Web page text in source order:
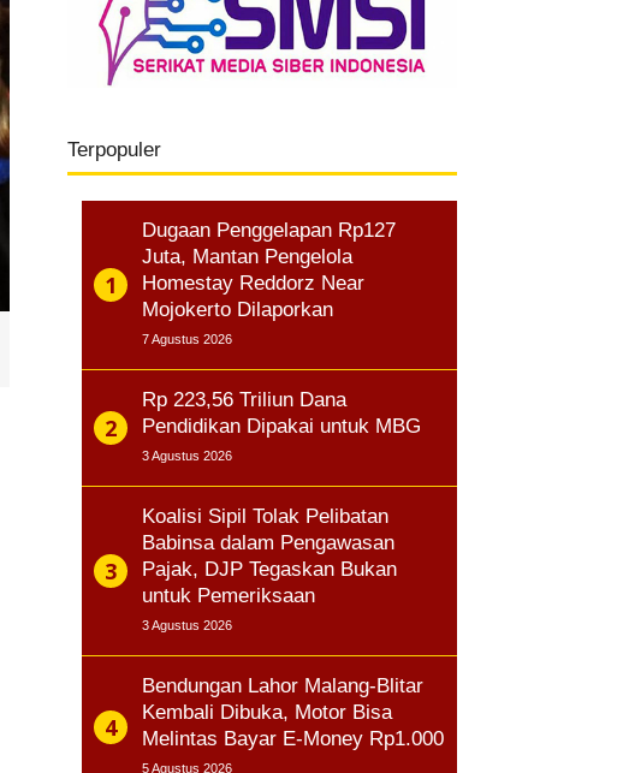
Terpopuler
Dugaan Penggelapan Rp127
Juta, Mantan Pengelola
Homestay Reddorz Near
Mojokerto Dilaporkan
7 Agustus 2026
Rp 223,56 Triliun Dana
Pendidikan Dipakai untuk MBG
3 Agustus 2026
Koalisi Sipil Tolak Pelibatan
Babinsa dalam Pengawasan
Pajak, DJP Tegaskan Bukan
untuk Pemeriksaan
3 Agustus 2026
Bendungan Lahor Malang-Blitar
Kembali Dibuka, Motor Bisa
Melintas Bayar E-Money Rp1.000
5 Agustus 2026